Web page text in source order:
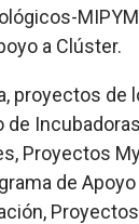
a Clúster.
proyectos de
de
Proyectos
de Apoyo